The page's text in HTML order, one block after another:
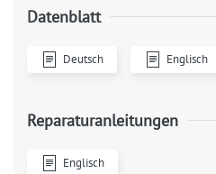
Datenblatt
Deutsch Englisch
Reparaturanleitungen
Englisch